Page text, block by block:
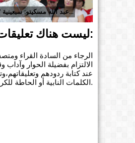
عبد الله مسكيتو: سبعينية "لاميج" بع...
ليست هناك تعليقات:
الرجاء من السادة القراء
الالتزام بفضيلة الحوار وآداب
عند كتابة ردودهم
الكلمات النابية أو الحاطة للكرامة الإنسانية.